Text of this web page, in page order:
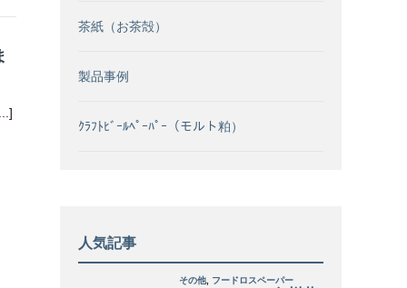
茶紙（お茶殻）
製品事例
ｸﾗﾌﾄﾋﾞｰﾙﾍﾟｰﾊﾟｰ（モルト粕）
人気記事